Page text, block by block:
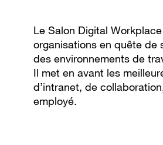
Le Salon Digital
organisations en quête de
des environnements de
Il met en avant les
d’intranet, de
employé.